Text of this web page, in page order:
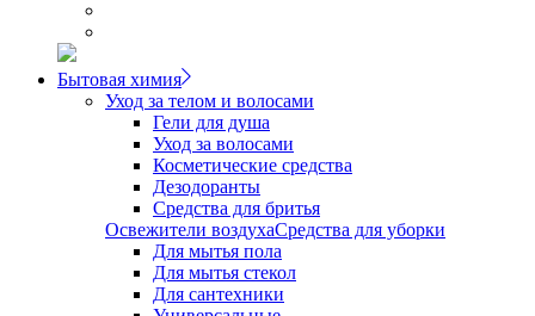
Бытовая химия
Уход за телом и волосами
Гели для душа
Уход за волосами
Косметические средства
Дезодоранты
Средства для бритья
Освежители воздухаСредства для уборки
Для мытья пола
Для мытья стекол
Для сантехники